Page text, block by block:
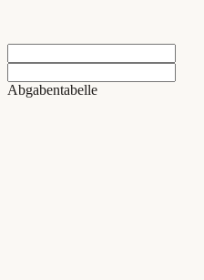
Abgabentabelle